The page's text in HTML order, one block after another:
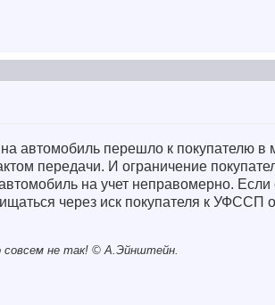
автомобиль перешло к покупателю в
передачи. И ограничение
на учет неправомерно. Если
через иск покупателя к УФССП
не так! © A.Эйнштейн.